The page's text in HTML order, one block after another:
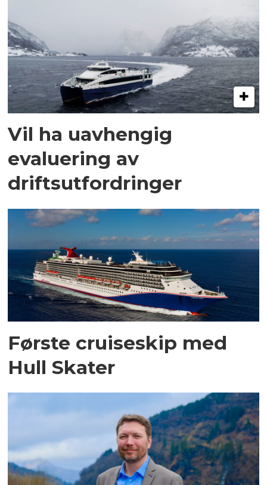
Vil ha uavhengig
evaluering av
driftsutfordringer
Første cruiseskip med
Hull Skater